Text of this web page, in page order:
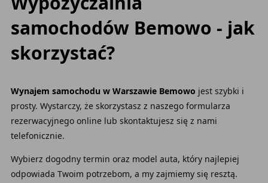
samochodów Bemowo - jak
skorzystać?
Wynajem samochodu w Warszawie Bemowo jest szybki i
prosty. Wystarczy, że skorzystasz z naszego formularza
rezerwacyjnego online lub skontaktujesz się z nami
telefonicznie.
Wybierz dogodny termin oraz model auta, który najlepiej
odpowiada Twoim potrzebom, a my zajmiemy się resztą.